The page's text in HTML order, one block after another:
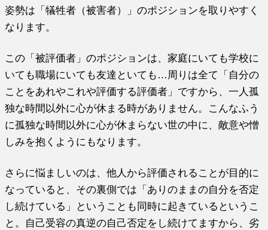
姿勢は「犠牲者（被害者）」のポジションを取りやすく
なります。
この「被評価者」のポジションは、家庭にいても学校に
いても職場にいても友達といても…周りは全て「自分の
ことをあれやこれや評価する評価者」ですから、一人孤
独な時間以外に心が休まる時がありません。こんなふう
に孤独な時間以外に心が休まらない世の中に、敵意や憎
しみを抱くようにもなります。
さらに悩ましいのは、他人から評価されることが目的に
なっていると、その裏側では「ありのままの自分を否定
し続けている」ということも同時に起きているというこ
と。自己受容の真逆の自己否定をし続けてますから、劣